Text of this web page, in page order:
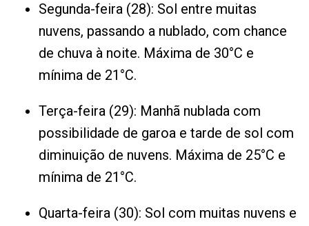
Segunda-feira (28): Sol entre muitas
nuvens, passando a nublado, com chance
de chuva à noite. Máxima de 30°C e
mínima de 21°C.
Terça-feira (29): Manhã nublada com
possibilidade de garoa e tarde de sol com
diminuição de nuvens. Máxima de 25°C e
mínima de 21°C.
Quarta-feira (30): Sol com muitas nuvens e